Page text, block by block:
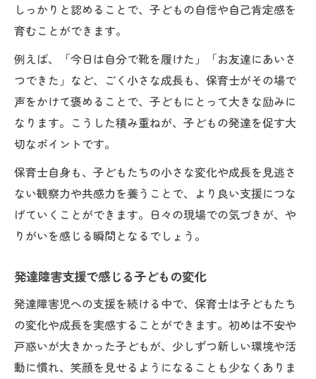
しっかりと認めることで、子どもの自信や自己肯定感を
育むことができます。
例えば、「今日は自分で靴を履けた」「お友達にあいさ
つできた」など、ごく小さな成長も、保育士がその場で
声をかけて褒めることで、子どもにとって大きな励みに
なります。こうした積み重ねが、子どもの発達を促す大
切なポイントです。
保育士自身も、子どもたちの小さな変化や成長を見逃さ
ない観察力や共感力を養うことで、より良い支援につな
げていくことができます。日々の現場での気づきが、や
りがいを感じる瞬間となるでしょう。
発達障害支援で感じる子どもの変化
発達障害児への支援を続ける中で、保育士は子どもたち
の変化や成長を実感することができます。初めは不安や
戸惑いが大きかった子どもが、少しずつ新しい環境や活
動に慣れ、笑顔を見せるようになることも少なくありま